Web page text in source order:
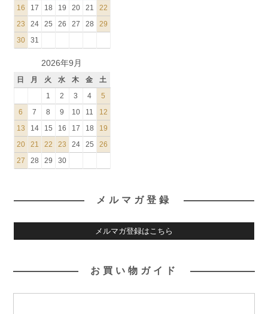
16
17 18 19 20 21
22
23
24 25 26 27 28
29
30
31
2026年9月
日 月 火 水 木 金
土
1
2 3 4
5
6
7 8 9 10 11
12
13
14 15 16 17 18
19
20
21 22 23 24 25
26
27
28 29 30
メルマガ登録
メルマガ登録はこちら
お買い物ガイド